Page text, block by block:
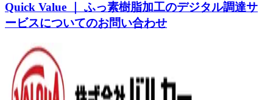
Quick Value ｜ ふっ素樹脂加工のデジタル調達サ
ービスについてのお問い合わせ